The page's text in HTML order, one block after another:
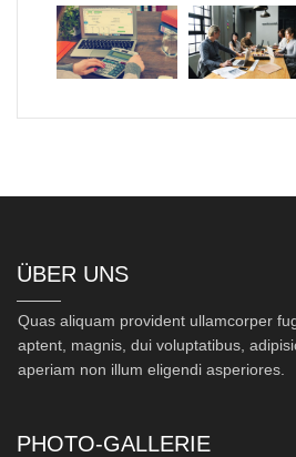
ÜBER UNS
Quas aliquam provident ullamcorper
aptent, magnis, dui voluptatibus,
aperiam non illum eligendi asperiores.
PHOTO-GALLERIE